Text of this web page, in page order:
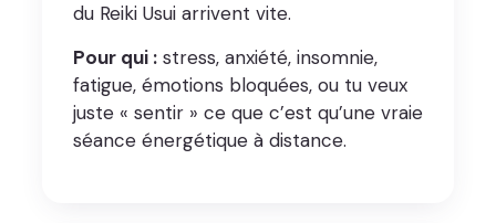
du Reiki Usui arrivent vite.
Pour qui : stress, anxiété, insomnie,
fatigue, émotions bloquées, ou tu veux
juste « sentir » ce que c’est qu’une vraie
séance énergétique à distance.